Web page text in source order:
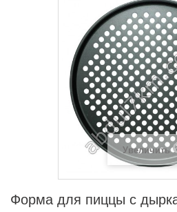
Увеличить
Форма для пиццы с